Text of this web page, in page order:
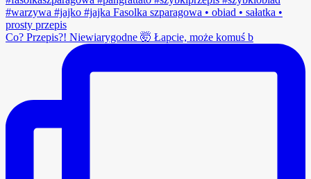
Co? Przepis?! Niewiarygodne 🤯 Łapcie, może komuś b